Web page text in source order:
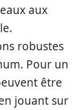
aux
robustes
Pour un
être
jouant sur